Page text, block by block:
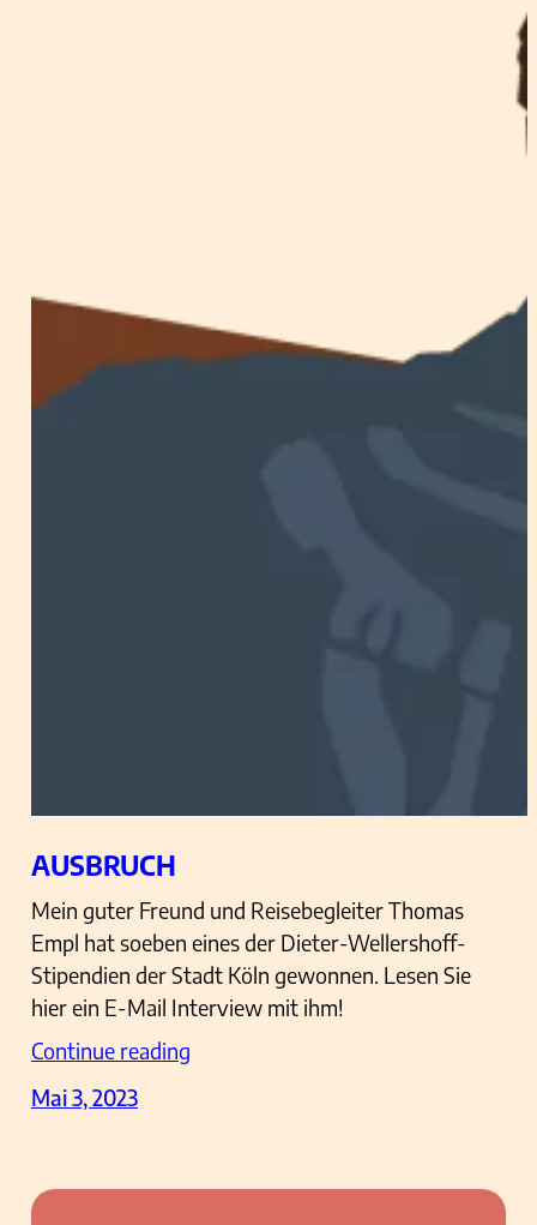
AUSBRUCH
Mein guter Freund und Reisebegleiter Thomas
Empl hat soeben eines der Dieter-Wellershoff-
Stipendien der Stadt Köln gewonnen. Lesen Sie
hier ein E-Mail Interview mit ihm!
Continue reading
Mai 3, 2023